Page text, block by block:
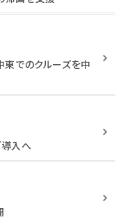
東でのクルーズを中
導入へ